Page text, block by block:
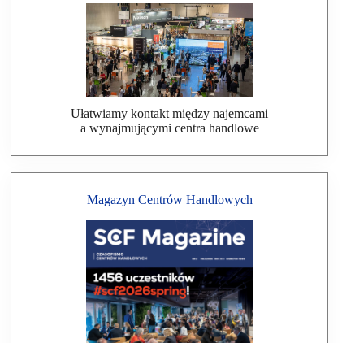
Ułatwiamy kontakt między najemcami
a wynajmującymi centra handlowe
Magazyn Centrów Handlowych